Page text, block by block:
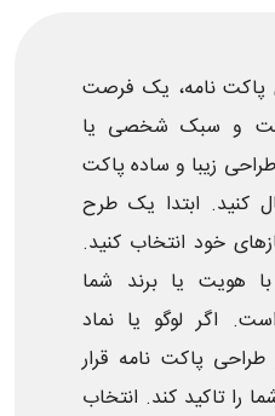
نامه، یک فرصت
و سبک شخصی یا
زیبا و ساده پاکت
کنید. ابتدا یک طرح
خود انتخاب کنید.
هویت یا برند شما
اگر لوگو یا نماد
پاکت نامه قرار
را تاکید کند. انتخاب